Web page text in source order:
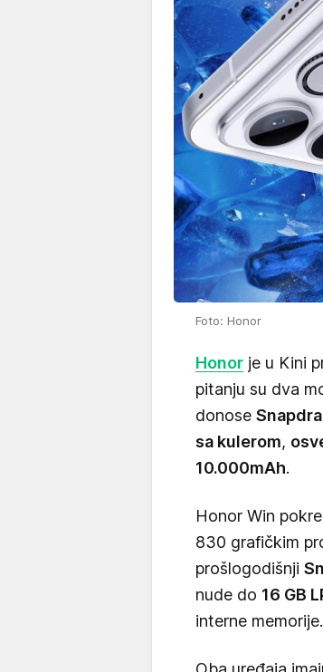
Foto: Honor
Honor je u Kini
pitanju su dva
donose
sa kulerom,
10.000mAh.
Honor Win
830 grafičkim
prošlogodišnji
nude do 16 GB
interne memorije.